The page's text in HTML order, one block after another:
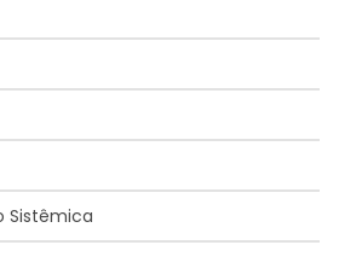
Sistêmica